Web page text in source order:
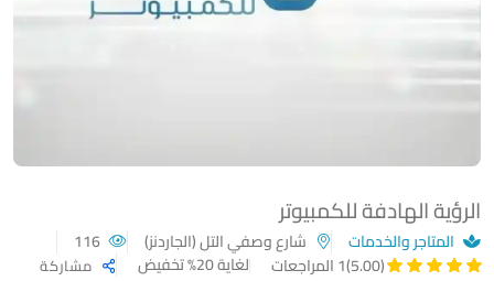
الرؤية الهادفة للكمبيوتر
المتاجر والخدمات شارع وصفي التل (الجاردنز)
(5.00)
1 المراجعات لغاية 20% تخفيض مشاركة